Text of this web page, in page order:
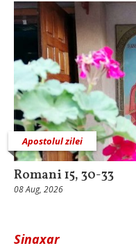
Apostolul zilei
Romani 15, 30-33
08 Aug, 2026
Sinaxar